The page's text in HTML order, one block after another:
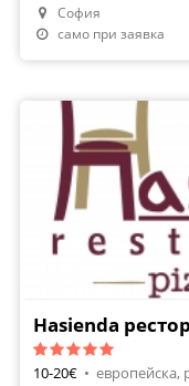
София
само при заявка
Hasienda
10-20€ • европейска,